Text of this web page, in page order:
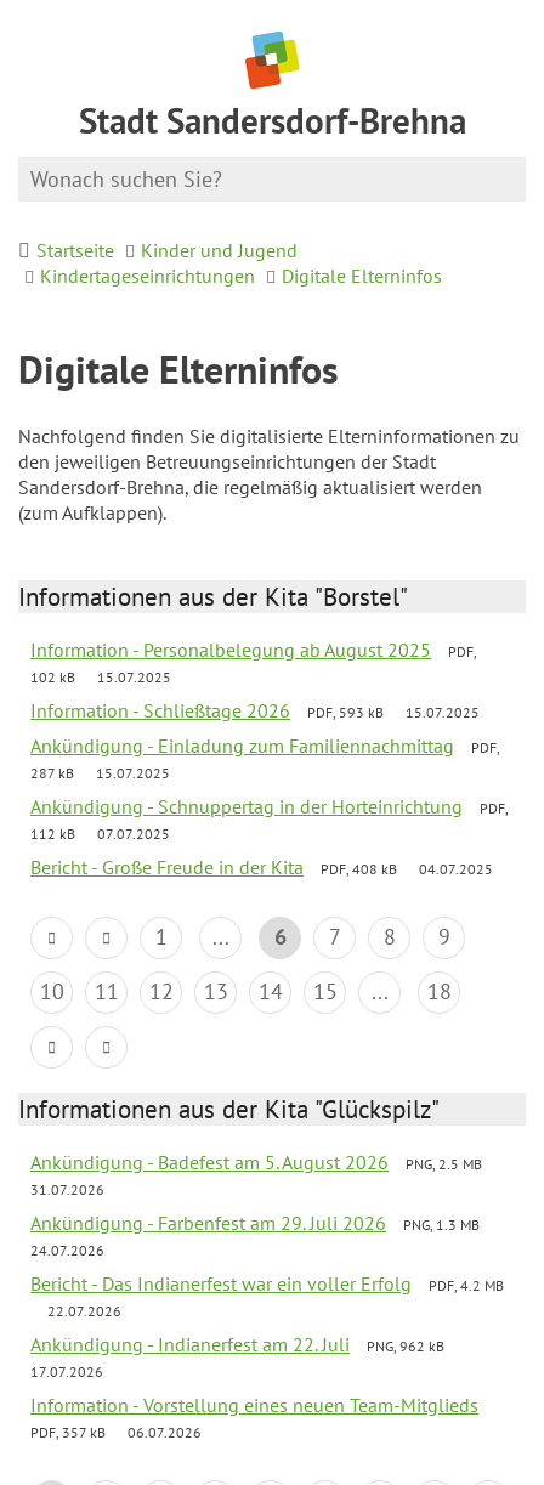
Stadt Sandersdorf-Brehna
Startseite
Kinder und Jugend
Kindertageseinrichtungen
Digitale Elterninfos
Digitale Elterninfos
Nachfolgend finden Sie digitalisierte Elterninformationen zu
den jeweiligen Betreuungseinrichtungen der Stadt
Sandersdorf-Brehna, die regelmäßig aktualisiert werden
(zum Aufklappen).
Informationen aus der Kita "Borstel"
Information - Personalbelegung ab August 2025
PDF,
102 kB
15.07.2025
Information - Schließtage 2026 PDF, 593 kB 15.07.2025
Ankündigung - Einladung zum Familiennachmittag
PDF,
287 kB
15.07.2025
Ankündigung - Schnuppertag in der Horteinrichtung
PDF,
112 kB
07.07.2025
Bericht - Große Freude in der Kita PDF, 408 kB 04.07.2025
1 ... 6 7 8
9
10
11 12 13 14 15 ... 18
Informationen aus der Kita "Glückspilz"
Ankündigung - Badefest am 5. August 2026
PNG, 2.5 MB
31.07.2026
Ankündigung - Farbenfest am 29. Juli 2026
PNG, 1.3 MB
24.07.2026
Bericht - Das Indianerfest war ein voller Erfolg
PDF, 4.2 MB
22.07.2026
Ankündigung - Indianerfest am 22. Juli
PNG, 962 kB
17.07.2026
Information - Vorstellung eines neuen Team-Mitglieds
PDF, 357 kB 06.07.2026